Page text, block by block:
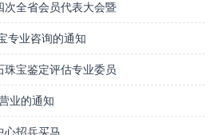
次全省会员代表大会暨
专业咨询的通知
宝鉴定评估专业委员
业的通知
心招兵买马